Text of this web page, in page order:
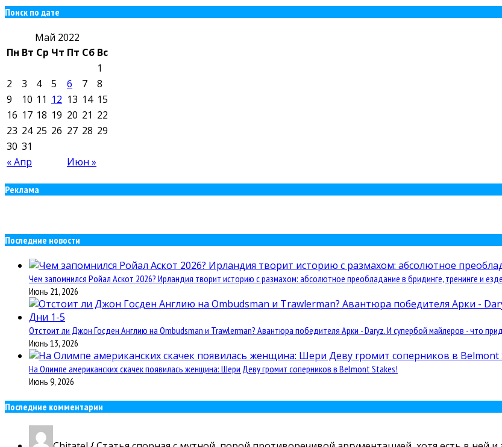
Поиск по дате
Май 2022
Пн Вт Ср Чт Пт Сб Вс
« Апр Июн »
1
2
3 4 5 6 7
8
9
10 11 12 13 14 15
16 17 18 19 20 21 22
23 24 25 26 27 28 29
30 31
Реклама
Последние новости
Чем запомнился Ройал Аскот 2026? Ирландия творит историю с размахом: абсолютное преобладание в бридинге, тренинге и
Июнь 21, 2026
Отстоит ли Джон Госден Англию на Ombudsman и Trawlerman? Авантюра победителя Арки - Daryz. И супербой майлеров - что
Июнь 13, 2026
На Олимпе американских скачек появилась женщина: Шери Деву громит соперников в Belmont Stakes!
Июнь 9, 2026
Последние комментарии